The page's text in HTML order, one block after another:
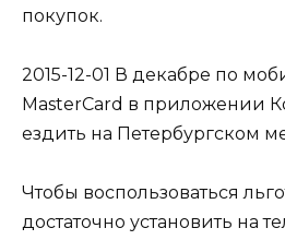
покупок.
2015-12-01 В декабре по
MasterCard в приложении
ездить на Петербургском
Чтобы воспользоваться
достаточно установить на